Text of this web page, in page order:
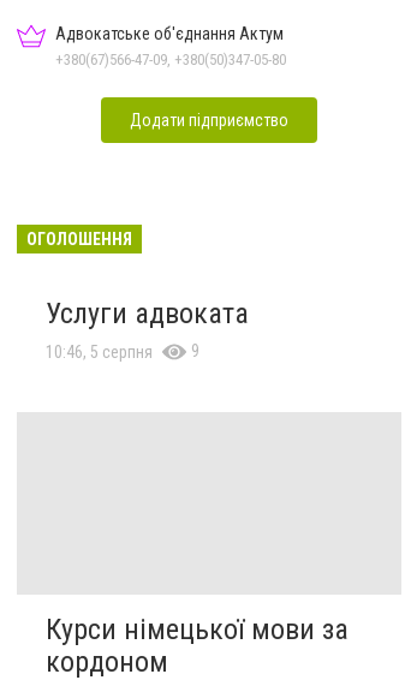
Адвокатське об'єднання Актум
+380(67)566-47-09, +380(50)347-05-80
Додати підприємство
ОГОЛОШЕННЯ
Услуги адвоката
10:46, 5 серпня 9
Курси німецької мови за
кордоном